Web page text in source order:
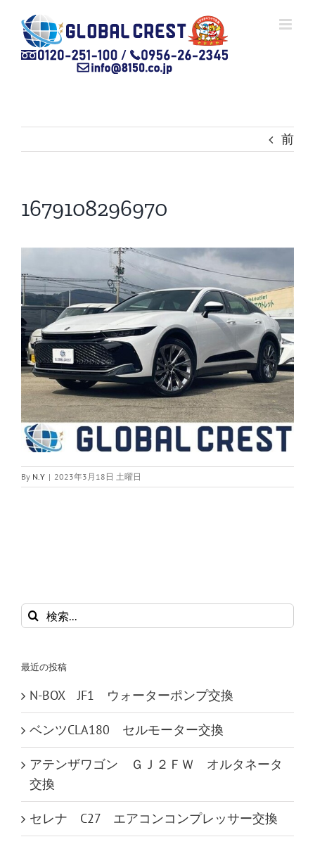
content
前
1679108296970
By N.Y | 2023年3月18日 土曜日
検
索
最近の投稿
N-BOX JF1 ウォーターポンプ交換
ベンツCLA180 セルモーター交換
アテンザワゴン ＧＪ２ＦＷ オルタネータ
交換
セレナ C27 エアコンコンプレッサー交換